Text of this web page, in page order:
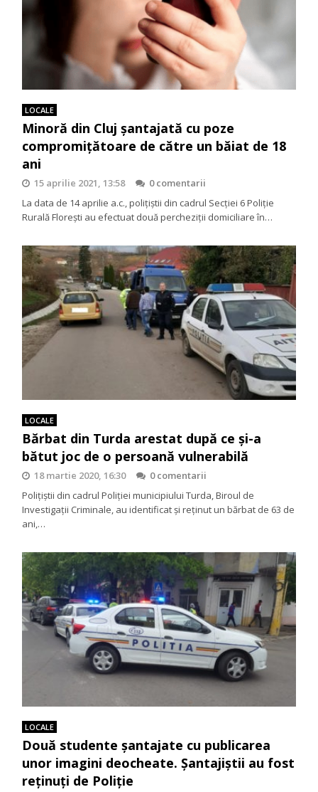
LOCALE
Minoră din Cluj șantajată cu poze
compromițătoare de către un băiat de 18
ani
15 aprilie 2021, 13:58
0 comentarii
La data de 14 aprilie a.c., polițiștii din cadrul Secției 6 Poliție
Rurală Florești au efectuat două percheziții domiciliare în…
LOCALE
Bărbat din Turda arestat după ce și-a
bătut joc de o persoană vulnerabilă
18 martie 2020, 16:30
0 comentarii
Poliţiştii din cadrul Poliţiei municipiului Turda, Biroul de
Investigaţii Criminale, au identificat şi reţinut un bărbat de 63 de
ani,…
LOCALE
Două studente șantajate cu publicarea
unor imagini deocheate. Șantajiștii au fost
reținuți de Poliție